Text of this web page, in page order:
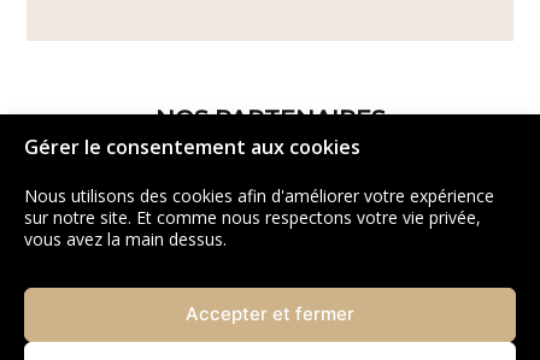
Gérer le consentement aux cookies
Nous utilisons des cookies afin d'améliorer votre expérience
sur notre site. Et comme nous respectons votre vie privée,
vous avez la main dessus.
Accepter et fermer
NOS PARTENAIRES